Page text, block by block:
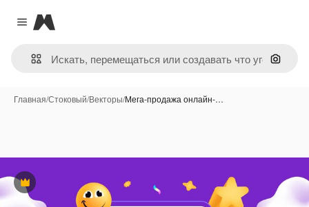
Close menu
Magnific
Поиск
Главная/Стоковый/Векторы/Мега-продажа онлайн-…
Премиум